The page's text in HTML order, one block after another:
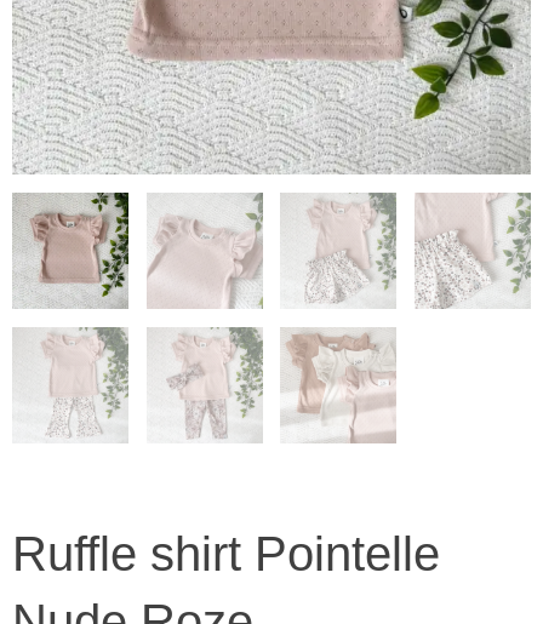
Ruffle shirt Pointelle